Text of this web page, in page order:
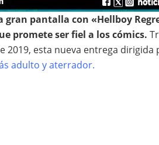
pantalla con «Hellboy
promete ser fiel a los cómics.
2019, esta nueva entrega dirigida
adulto y aterrador.